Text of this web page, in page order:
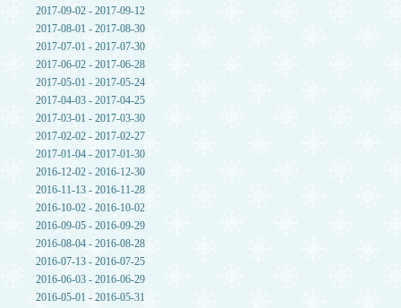
2017-09-02 - 2017-09-12
2017-08-01 - 2017-08-30
2017-07-01 - 2017-07-30
2017-06-02 - 2017-06-28
2017-05-01 - 2017-05-24
2017-04-03 - 2017-04-25
2017-03-01 - 2017-03-30
2017-02-02 - 2017-02-27
2017-01-04 - 2017-01-30
2016-12-02 - 2016-12-30
2016-11-13 - 2016-11-28
2016-10-02 - 2016-10-02
2016-09-05 - 2016-09-29
2016-08-04 - 2016-08-28
2016-07-13 - 2016-07-25
2016-06-03 - 2016-06-29
2016-05-01 - 2016-05-31